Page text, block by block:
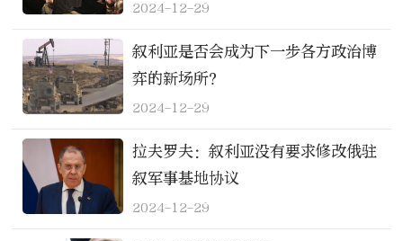
2024-12-29
叙利亚是否会成为下一步各方政治博
弈的新场所？
2024-12-29
拉夫罗夫：叙利亚没有要求修改俄驻
叙军事基地协议
2024-12-29